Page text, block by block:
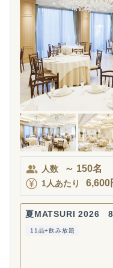
人数 ～ 150名
1人あたり 6,600
夏MATSURI 2026
11品+飲み放題